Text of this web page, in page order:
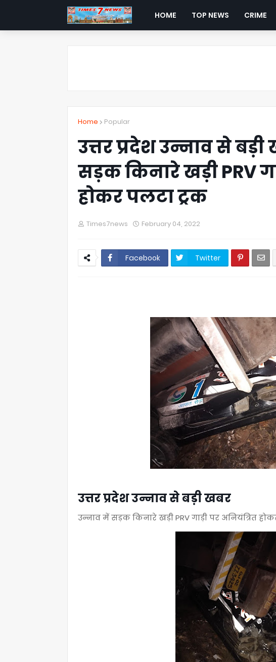
HOME TOP NEWS CRIME
Home Popular
उत्तर प्रदेश उन्नाव से
सड़क किनारे खड़ी PRV
होकर पलटा ट्रक
Times7news February 04, 2022
Facebook Twitter
उत्तर प्रदेश उन्नाव से बड़ी खबर
उन्नाव में सड़क किनारे खड़ी PRV गाड़ी पर अनियंत्रित